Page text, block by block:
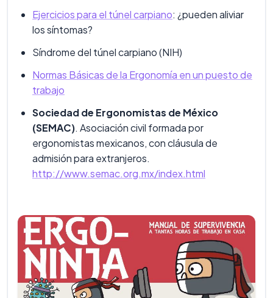
Ejercicios para el túnel carpiano: ¿pueden aliviar
los síntomas?
Síndrome del túnel carpiano (NIH)
Normas Básicas de la Ergonomía en un puesto de
trabajo
Sociedad de Ergonomistas de México
(SEMAC). Asociación civil formada por
ergonomistas mexicanos, con cláusula de
admisión para extranjeros.
http://www.semac.org.mx/index.html